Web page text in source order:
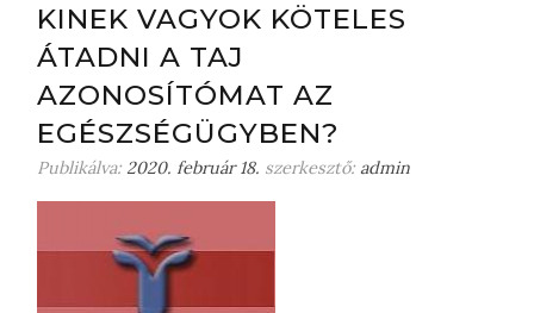
o
n
e
g
j
y
z
KINEK VAGYOK KÖTELES
ÁTADNI A TAJ
AZONOSÍTÓMAT AZ
EGÉSZSÉGÜGYBEN?
Publikálva: 2020. február 18. szerkesztő: admin